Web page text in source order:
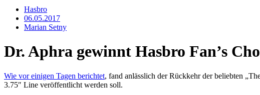
Hasbro
06.05.2017
Marian Setny
Dr. Aphra gewinnt Hasbro Fan’s
Wie vor einigen Tagen berichtet, fand anlässlich der Rückkehr der beliebten
3.75″ Line veröffentlicht werden soll.